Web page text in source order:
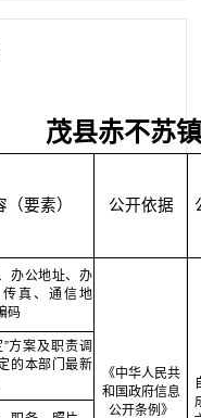
茂县赤不苏
要素） 公开依据
办公地址、办
真、通信地
码
《中华人民共
和国政府信息
公开条例》
方案及职责调
的本部门最新